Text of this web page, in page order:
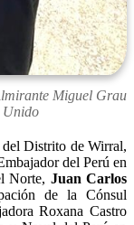
Miguel Grau
Unido
Distrito de Wirral,
del Perú en
Norte, Juan Carlos
de la Cónsul
Roxana Castro